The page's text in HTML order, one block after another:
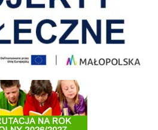
rekrutacji na rok szkolny 2026/2027